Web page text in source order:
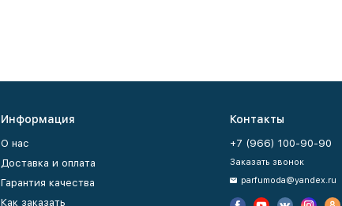
Информация
О нас
Доставка и оплата
Гарантия качества
Как заказать
Контакты
+7 (966) 100-90-90
Заказать звонок
parfumoda@yandex.ru